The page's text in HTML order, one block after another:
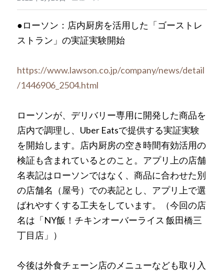
お問い合わせ
●ローソン：店内厨房を活用した「ゴーストレ
ストラン」の実証実験開始
https://www.lawson.co.jp/company/news/detail
/1446906_2504.html
ローソンが、デリバリー専用に開発した商品を
店内で調理し、Uber Eatsで提供する実証実験
を開始します。店内厨房の空き時間有効活用の
検証も含まれているとのこと。アプリ上の店舗
名表記はローソンではなく、商品に合わせた別
の店舗名（屋号）での表記とし、アプリ上で選
ばれやすくする工夫をしています。（今回の店
名は「NY飯！チキンオーバーライス 飯田橋三
丁目店」）
今後は外食チェーン店のメニューなども取り入